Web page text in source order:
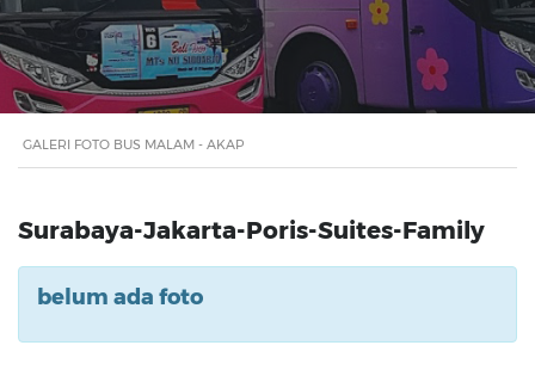
GALERI FOTO BUS MALAM - AKAP
Surabaya-Jakarta-Poris-Suites-Family
belum ada foto